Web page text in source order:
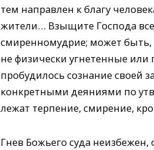
тем направлен к благу
жители… Взыщите Господа
смиренномудрие; может быть,
не физически угнетенные
пробудилось сознание своей
конкретными деяниями по
лежат терпение, смирение,
Гнев Божьего суда